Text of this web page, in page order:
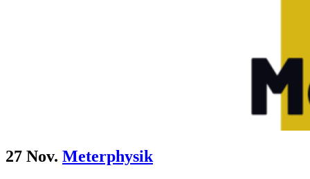
27 Nov. Meterphysik